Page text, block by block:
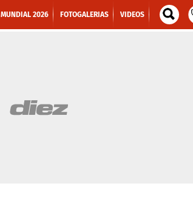
MUNDIAL 2026 FOTOGALERIAS VIDEOS